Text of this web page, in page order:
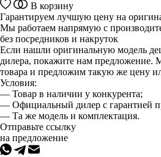
В корзину
Гарантируем лучшую цену на
Мы работаем напрямую с
без посредников и накруток
Если нашли оригинальную модель
дилера, покажите нам предложение.
товара и предложим такую же цену
Условия:
— Товар в наличии у конкурента;
— Официальный дилер с гарантией
— Та же модель и комплектация.
Отправьте ссылку
на предложение